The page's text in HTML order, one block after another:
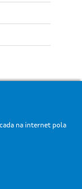
na internet pola